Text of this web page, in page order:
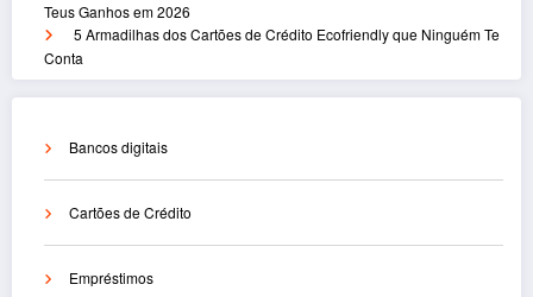
Teus Ganhos em 2026
5 Armadilhas dos Cartões de Crédito Ecofriendly que Ninguém Te
Conta
Bancos digitais
Cartões de Crédito
Empréstimos